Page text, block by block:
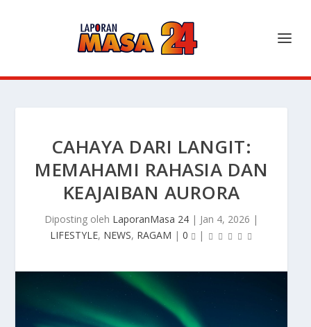
CAHAYA DARI LANGIT:
MEMAHAMI RAHASIA DAN
KEAJAIBAN AURORA
Diposting oleh LaporanMasa 24 | Jan 4, 2026 |
LIFESTYLE, NEWS, RAGAM | 0 |